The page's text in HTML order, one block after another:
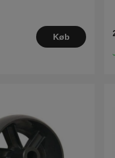
Køb